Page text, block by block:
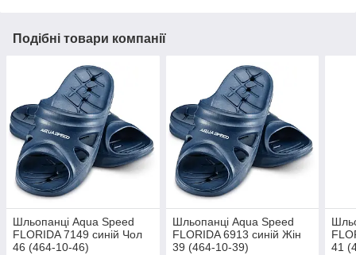
Подібні товари компанії
Шльопанці Aqua Speed ​​
FLORIDA 7149 синій Чол
46 (464-10-46)
Шльопанці Aqua Speed ​​
FLORIDA 6913 синій Жін
39 (464-10-39)
41